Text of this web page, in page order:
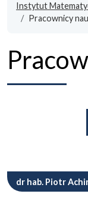
Instytut
Pracownicy
dr hab. Piotr